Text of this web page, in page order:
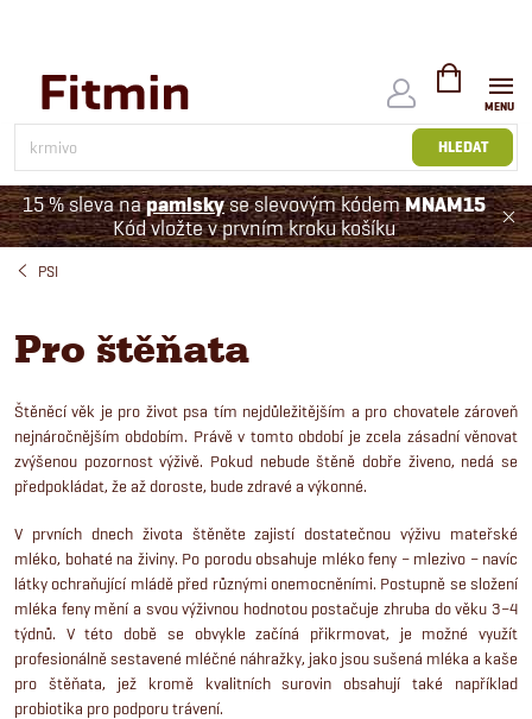
HLEDAT
NÁKUPNÍ
KOŠÍK
15 % sleva napamlskyse slevovým kódemMNAM15
Kód vložte v prvním kroku košíku
PSI
Pro štěňata
Štěněcí věk je pro život psa tím nejdůležitějším a pro chovatele zároveň
nejnáročnějším obdobím. Právě v tomto období je zcela zásadní věnovat
zvýšenou pozornost výživě. Pokud nebude štěně dobře živeno, nedá se
předpokládat, že až doroste, bude zdravé a výkonné.
V prvních dnech života štěněte zajistí dostatečnou výživu mateřské
mléko, bohaté na živiny. Po porodu obsahuje mléko feny – mlezivo – navíc
látky ochraňující mládě před různými onemocněními. Postupně se složení
mléka feny mění a svou výživnou hodnotou postačuje zhruba do věku 3–4
týdnů. V této době se obvykle začíná přikrmovat, je možné využít
profesionálně sestavené mléčné náhražky, jako jsou sušená mléka a kaše
pro štěňata, jež kromě kval­itních surovin obsahují také například
probiotika pro podporu trávení.